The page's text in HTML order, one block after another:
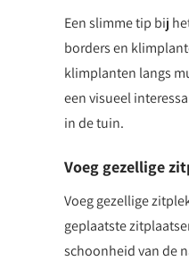
Een slimme tip bij
borders en
klimplanten langs
een visueel
in de tuin.
Voeg gezellige
Voeg gezellige
geplaatste
schoonheid van de